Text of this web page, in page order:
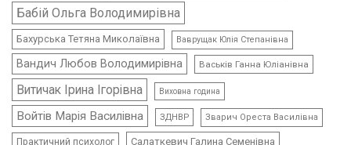
Бабій Ольга Володимирівна
Бахурська Тетяна Миколаївна Ваврущак Юлія Степанівна
Вандич Любов Володимирівна Васьків Ганна Юліанівна
Витичак Ірина Ігорівна Виховна година
Войтів Марія Василівна ЗДНВР Зварич Ореста Василівна
Практичний психолог Салаткевич Галина Семенівна